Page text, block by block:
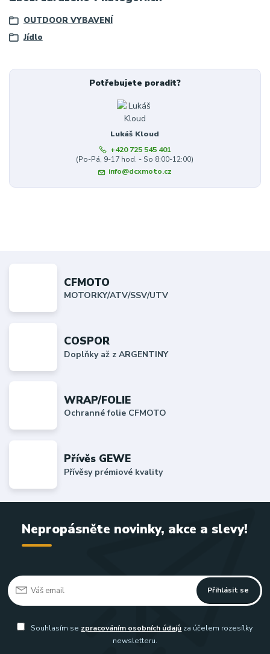
OUTDOOR VYBAVENÍ
Jídlo
Potřebujete poradit?
Lukáš Kloud
+420 725 545 401
(Po-Pá, 9-17 hod. - So 8:00-12:00)
info@dcxmoto.cz
CFMOTO
MOTORKY/ATV/SSV/UTV
COSPOR
Doplňky až z ARGENTINY
WRAP/FOLIE
Ochranné folie CFMOTO
Přívěs GEWE
Přívěsy prémiové kvality
Nepropásněte novinky, akce a slevy!
Přihlásit se
Souhlasím se zpracováním osobních údajů za účelem rozesílky
newsletteru.